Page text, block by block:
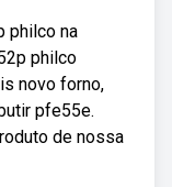
philco na
philco
novo forno,
pfe55e.
de nossa